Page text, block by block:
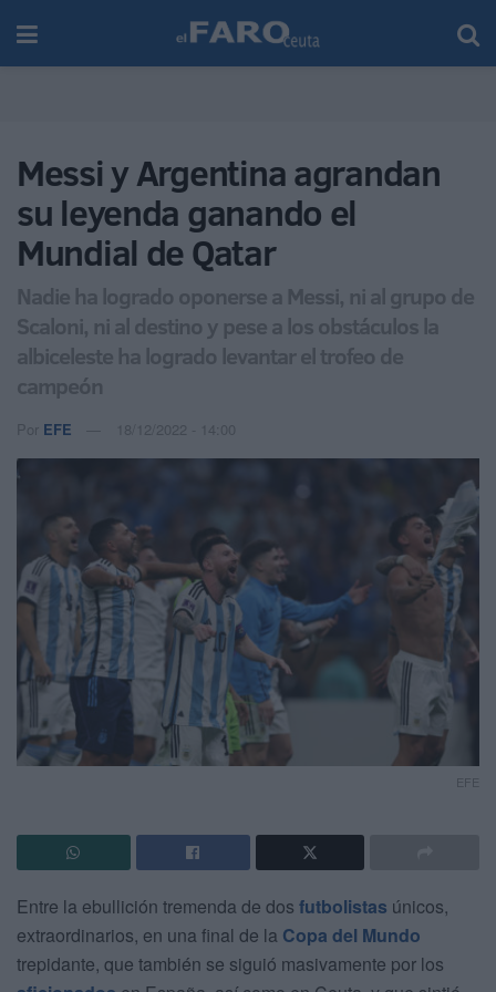
Messi y Argentina agrandan
su leyenda ganando el
Mundial de Qatar
Nadie ha logrado oponerse a Messi, ni al grupo de
Scaloni, ni al destino y pese a los obstáculos la
albiceleste ha logrado levantar el trofeo de
campeón
Por EFE 18/12/2022 - 14:00
EFE
Entre la ebullición tremenda de dos futbolistas únicos,
extraordinarios, en una final de la Copa del Mundo
trepidante, que también se siguió masivamente por los